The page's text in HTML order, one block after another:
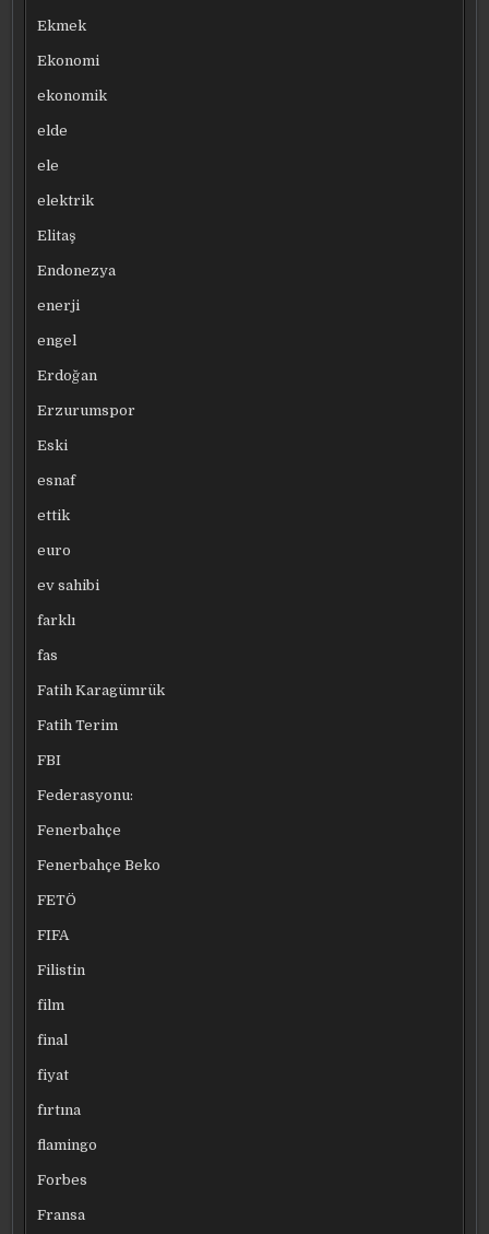
Ekmek
Ekonomi
ekonomik
elde
ele
elektrik
Elitaş
Endonezya
enerji
engel
Erdoğan
Erzurumspor
Eski
esnaf
ettik
euro
ev sahibi
farklı
fas
Fatih Karagümrük
Fatih Terim
FBI
Federasyonu:
Fenerbahçe
Fenerbahçe Beko
FETÖ
FIFA
Filistin
film
final
fiyat
fırtına
flamingo
Forbes
Fransa